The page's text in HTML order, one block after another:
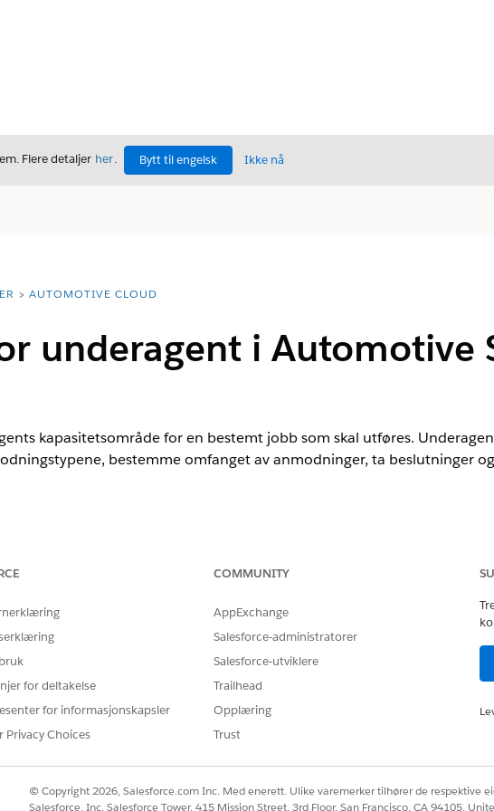
Flere detaljer her. Bytt til engelsk Ikke nå
AUTOMOTIVE CLOUD
underagent i Automotive
kapasitetsområde for en bestemt jobb som skal utføres.
bestemme omfanget av anmodninger, ta beslutninger
Edition med Agentforce for Automotive-tillegget
Concierge-agent tilbyr en sentralisert løsning for å lage en tilpasset
underagenten Automotive Sales Concierge til å oppsummere kjøretøy- og
etter produkter og relevante tilbehør, søke etter forhandlere, fange opp
innkjøpsvurderinger. Denne underagent leverer en samtale AI-assistent som
naturlig språk og utføre komplekse salgsoppgaver, alt i én flyt, noe som
Industries Sales Concierge til å søke etter produkter og deler med
fange opp salgsmuligheter og tilbud, starte innkjøpsvurderinger for
for deltakelse
for informasjonskapsler
Privacy Choices
COMMUNITY
AppExchange
Salesforce-administratorer
Salesforce-utviklere
Trailhead
Opplæring
Trust
© Copyright 2026, Salesforce.com Inc. Med enerett. Ulike varemerker tilhører de respektive
Salesforce, Inc. Salesforce Tower, 415 Mission Street, 3rd Floor, San Francisco, CA 94105,